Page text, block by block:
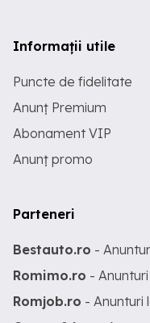
Informații utile
Puncte de fidelitate
Anunț Premium
Abonament VIP
Anunț promo
Parteneri
Bestauto.ro -
Romimo.ro -
Romjob.ro - Anunturi